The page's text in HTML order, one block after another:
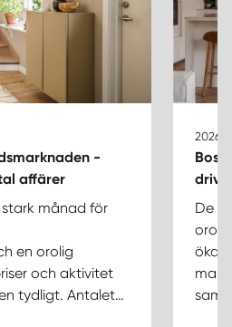
-
affärer
månad för
en orolig
och aktivitet
tydligt. Antalet
2026-
De